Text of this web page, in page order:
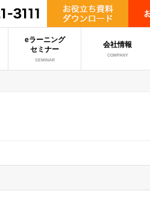
eラーニング
セミナー
SEMINAR
会社情報
COMPANY